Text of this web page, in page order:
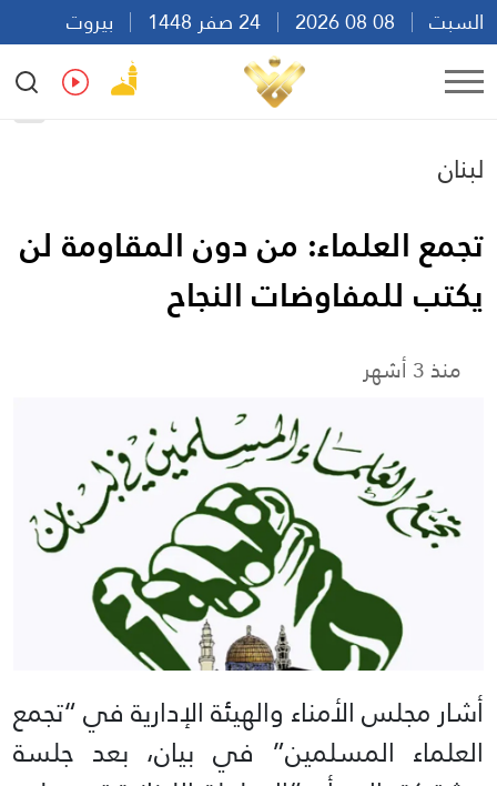
السبت
بيروت
23:36
Ar
لبنان
تجمع العلماء: من دون المقاومة لن
يكتب للمفاوضات النجاح
منذ 3 أشهر
أشار مجلس الأمناء والهيئة الإدارية في “تجمع
العلماء المسلمين” في بيان، بعد جلسة